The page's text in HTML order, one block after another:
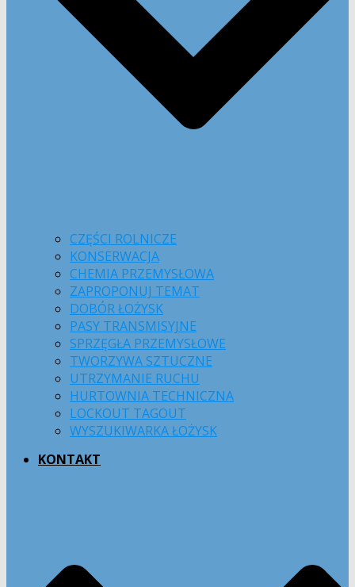
CZĘŚCI ROLNICZE
KONSERWACJA
CHEMIA PRZEMYSŁOWA
ZAPROPONUJ TEMAT
DOBÓR ŁOŻYSK
PASY TRANSMISYJNE
SPRZĘGŁA PRZEMYSŁOWE
TWORZYWA SZTUCZNE
UTRZYMANIE RUCHU
HURTOWNIA TECHNICZNA
LOCKOUT TAGOUT
WYSZUKIWARKA ŁOŻYSK
KONTAKT